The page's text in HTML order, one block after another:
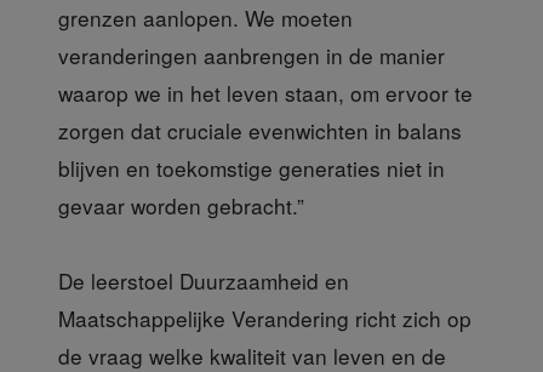
grenzen aanlopen. We moeten
veranderingen aanbrengen in de manier
waarop we in het leven staan, om ervoor te
zorgen dat cruciale evenwichten in balans
blijven en toekomstige generaties niet in
gevaar worden gebracht.”
De leerstoel Duurzaamheid en
Maatschappelijke Verandering richt zich op
de vraag welke kwaliteit van leven en de